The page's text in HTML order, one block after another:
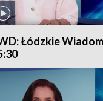
Łódzkie